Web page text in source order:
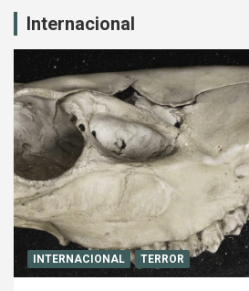
Internacional
INTERNACIONAL TERROR